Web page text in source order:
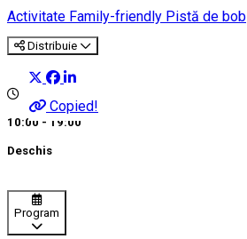
Activitate Family-friendly Pistă de bob
Distribuie
Copied!
10:00 - 19:00
Deschis
Program